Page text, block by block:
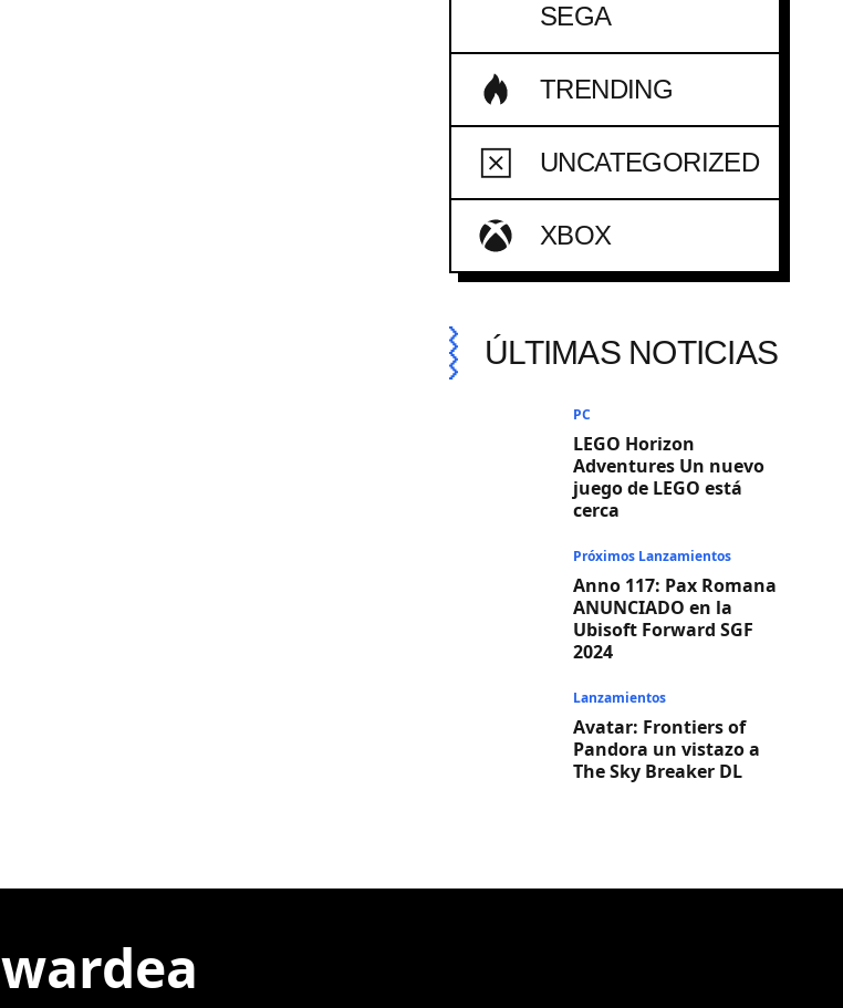
SEGA
TRENDING
UNCATEGORIZED
XBOX
ÚLTIMAS NOTICIAS
PC
LEGO Horizon
Adventures Un nuevo
juego de LEGO está
cerca
Próximos Lanzamientos
Anno 117: Pax Romana
ANUNCIADO en la
Ubisoft Forward SGF
2024
Lanzamientos
Avatar: Frontiers of
Pandora un vistazo a
The Sky Breaker DL
wardea